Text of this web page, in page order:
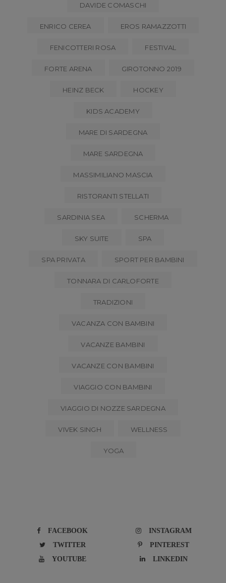
DAVIDE COMASCHI
ENRICO CEREA EROS RAMAZZOTTI
FENICOTTERI ROSA FESTIVAL
FORTE ARENA GIROTONNO 2019
HEINZ BECK HOCKEY
KIDS ACADEMY
MARE DI SARDEGNA
MARE SARDEGNA
MASSIMILIANO MASCIA
RISTORANTI STELLATI
SARDINIA SEA SCHERMA
SKY SUITE SPA
SPA PRIVATA SPORT PER BAMBINI
TONNARA DI CARLOFORTE
TRADIZIONI
VACANZA CON BAMBINI
VACANZE BAMBINI
VACANZE CON BAMBINI
VIAGGIO CON BAMBINI
VIAGGIO DI NOZZE SARDEGNA
VIVEK SINGH WELLNESS
YOGA
FACEBOOK
INSTAGRAM
TWITTER
PINTEREST
YOUTUBE
LINKEDIN